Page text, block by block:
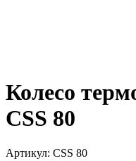
Колесо
CSS 80
Aртикул: CSS 80